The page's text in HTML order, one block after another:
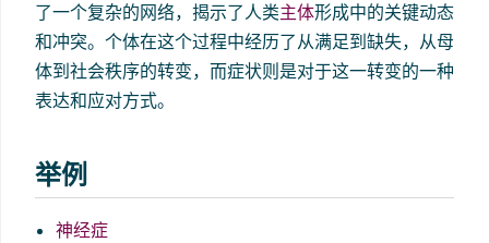
了一个复杂的网络，揭示了人类主体形成中的关键动态
和冲突。个体在这个过程中经历了从满足到缺失，从母
体到社会秩序的转变，而症状则是对于这一转变的一种
表达和应对方式。
举例
神经症